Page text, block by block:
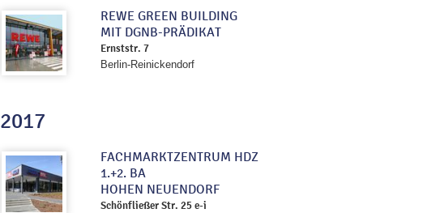
REWE GREEN BUILDING
MIT DGNB-PRÄDIKAT
Ernststr. 7
Berlin-Reinickendorf
2017
FACHMARKTZENTRUM HDZ
1.+2. BA
HOHEN NEUENDORF
Schönfließer Str. 25 e-i